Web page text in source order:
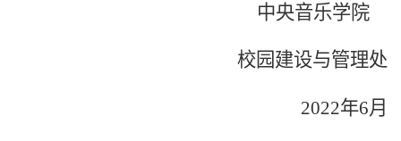
中央音乐学院
校园建设与管理处
2022年6月